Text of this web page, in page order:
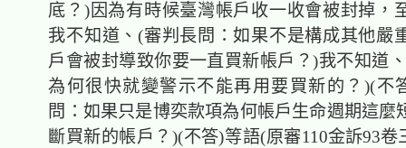
底？)因為有時候臺灣帳戶收一收會被封掉，
我不知道、(審判長問：如果不是構成其他嚴
戶會被封導致你要一直買新帳戶？)我不知道
為何很快就變警示不能再用要買新的？)(不
問：如果只是博奕款項為何帳戶生命週期這麼
斷買新的帳戶？)(不答)等語(原審110金訴93卷